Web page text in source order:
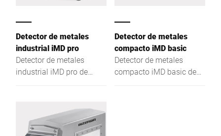
Detector de metales
industrial iMD pro
Detector de metales
industrial iMD pro de
máxima sensibilidad de
detección y diseño
robusto.
Detector de metales
compacto iMD basic
Detector de metales
compacto iMD basic de